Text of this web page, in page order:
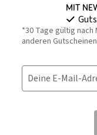
Mit
*30 Tage gültig
anderen
Deine E-Mail-